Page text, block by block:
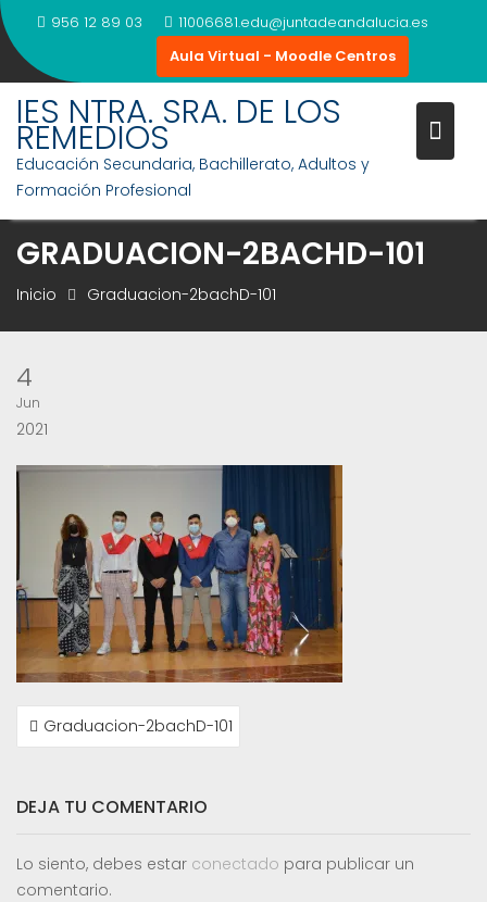
Saltar
al
contenido
956 12 89 03
11006681.edu@juntadeandalucia.es
Aula Virtual - Moodle Centros
IES NTRA. SRA. DE LOS
REMEDIOS
Educación Secundaria, Bachillerato, Adultos y
Formación Profesional
GRADUACION-2BACHD-101
Inicio Graduacion-2bachD-101
4
Jun
2021
NAVEGACIÓN
DEGraduacion-2bachD-101
DEJA TU COMENTARIO
Lo siento, debes estar conectado para publicar un
comentario.